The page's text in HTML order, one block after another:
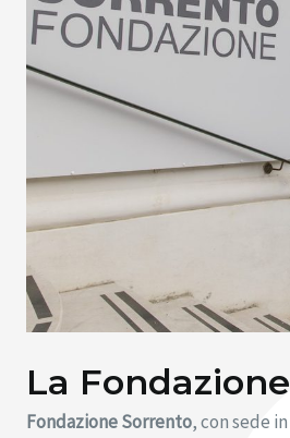
La Fondazione
Fondazione Sorrento, con sede in